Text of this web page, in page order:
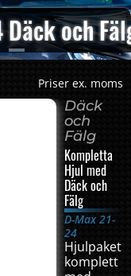
och
Priser ex. moms
Däck
och
Fälg
Kompletta
Hjul med
Däck och
Fälg
D-Max 21-
24
Hjulpaket
komplett